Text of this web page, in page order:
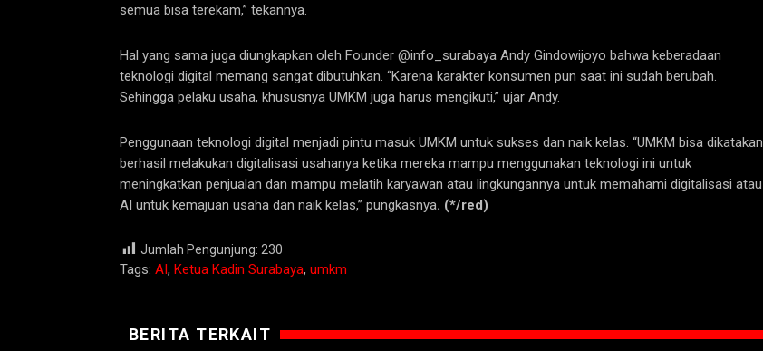
semua bisa terekam,” tekannya.
Hal yang sama juga diungkapkan oleh Founder @info_surabaya Andy Gindowijoyo bahwa keberadaan
teknologi digital memang sangat dibutuhkan. “Karena karakter konsumen pun saat ini sudah berubah.
Sehingga pelaku usaha, khususnya UMKM juga harus mengikuti,” ujar Andy.
Penggunaan teknologi digital menjadi pintu masuk UMKM untuk sukses dan naik kelas. “UMKM bisa dikatakan
berhasil melakukan digitalisasi usahanya ketika mereka mampu menggunakan teknologi ini untuk
meningkatkan penjualan dan mampu melatih karyawan atau lingkungannya untuk memahami digitalisasi atau
AI untuk kemajuan usaha dan naik kelas,” pungkasnya. (*/red)
Jumlah Pengunjung: 230
Tags: AI, Ketua Kadin Surabaya, umkm
BERITA TERKAIT